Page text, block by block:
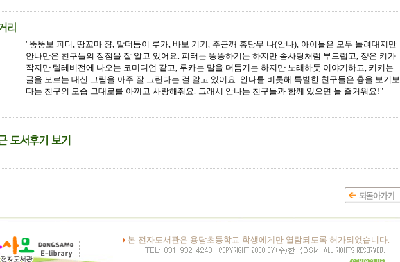
"뚱뚱보 피터, 땅꼬마 쟝, 말더듬이 루카, 바보 키키, 주근깨 홍당무 나(안나), 아이들은 모두 놀려대지만
안나만은 친구들의 장점을 잘 알고 있어요. 피터는 뚱뚱하기는 하지만 솜사탕처럼 부드럽고, 쟝은 키가
작지만 텔레비전에 나오는 코미디언 같고, 루카는 말을 더듬기는 하지만 노래하듯 이야기하고, 키키는
글을 모르는 대신 그림을 아주 잘 그린다는 걸 알고 있어요. 안나를 비롯해 특별한 친구들은 흉을 보기보
다는 친구의 모습 그대로를 아끼고 사랑해줘요. 그래서 안나는 친구들과 함께 있으면 늘 즐거워요!"
본 전자도서관은 용담초등학교 학생에게만 열람되도록 허가되었습니다.